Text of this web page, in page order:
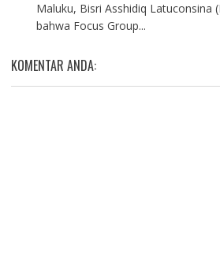
Maluku, Bisri Asshidiq Latuconsina
bahwa Focus Group...
KOMENTAR ANDA: